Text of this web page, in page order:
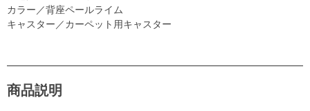
カラー／背座ペールライム
キャスター／カーペット用キャスター
商品説明